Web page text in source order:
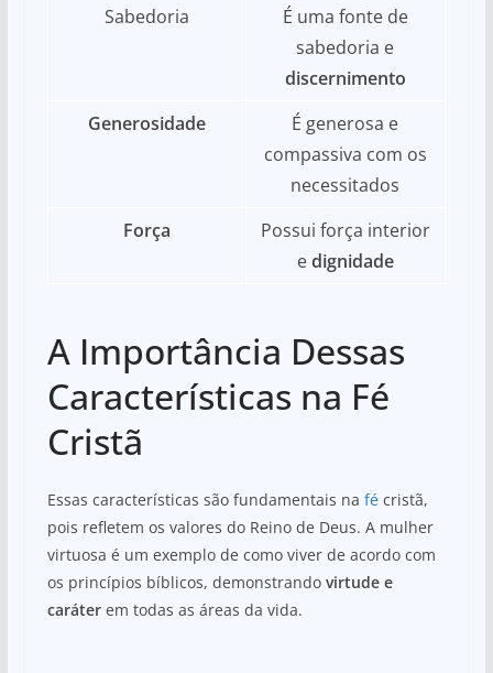
Sabedoria
É uma fonte de
sabedoria e
discernimento
Generosidade
É generosa e
compassiva com os
necessitados
Força
Possui força interior
edignidade
A Importância Dessas
Características na Fé
Cristã
Essas características são fundamentais na fécristã,
pois refletem os valores do Reino de Deus. A mulher
virtuosa é um exemplo de como viver de acordo com
os princípios bíblicos, demonstrando virtude e
caráterem todas as áreas da vida.